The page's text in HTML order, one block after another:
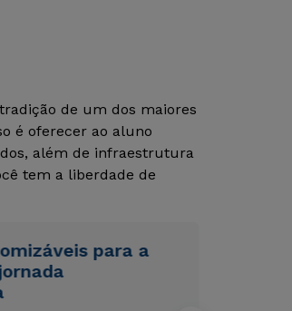
de um dos maiores
é oferecer ao aluno
além de infraestrutura
tem a liberdade de
para a